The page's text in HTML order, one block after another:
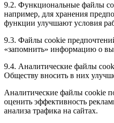
9.2. Функциональные файлы
например, для хранения
функции улучшают условия
9.3. Файлы cookie
«запомнить» информацию о
9.4. Аналитические файлы
Обществу вносить в них
Аналитические файлы cookie
оценить эффективность
анализа трафика на сайтах.